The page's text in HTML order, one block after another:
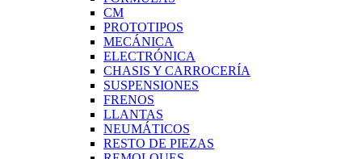
CM
PROTOTIPOS
MECÁNICA
ELECTRÓNICA
CHASIS Y CARROCERÍA
SUSPENSIONES
FRENOS
LLANTAS
NEUMÁTICOS
RESTO DE PIEZAS